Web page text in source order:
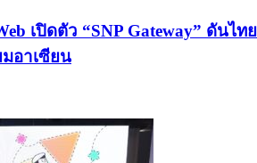
เปิดตัว “SNP Gateway” ดันไทย
อาเซียน